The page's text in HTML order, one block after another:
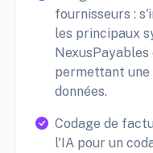
fournisseurs :
les principaux
NexusPayables
permettant une
données.
Codage de
l'IA pour un